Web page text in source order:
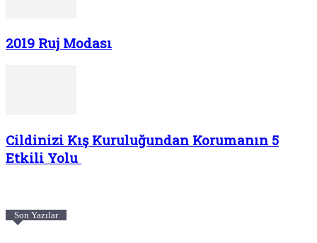
2019 Ruj Modası
Cildinizi Kış Kuruluğundan Korumanın 5
Etkili Yolu
Son Yazılar